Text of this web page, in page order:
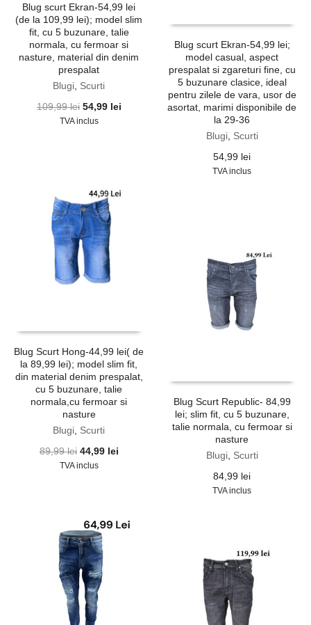
Blug scurt Ekran-54,99 lei
(de la 109,99 lei); model slim
fit, cu 5 buzunare, talie
normala, cu fermoar si
nasture, material din denim
prespalat
Blugi Scurti
109,99lei Prețul
inițial
54,99 leiPrețul
TVA inclus
Blug scurt Ekran-54,99 lei;
model casual, aspect
prespalat si zgareturi fine, cu
5 buzunare clasice, ideal
pentru zilele de vara, usor de
asortat, marimi disponibile de
la 29-36
Blugi, Scurti
54,99 lei
TVA inclus
Blug Scurt Hong-44,99 lei( de
la 89,99 lei); model slim fit,
din material denim prespalat,
cu 5 buzunare, talie
normala,cu fermoar si
nasture
Blugi Scurti
89,99lei Prețul
inițial
44,99 leiPrețul
TVA inclus
Blug Scurt Republic- 84,99
lei; slim fit, cu 5 buzunare,
talie normala, cu fermoar si
nasture
Blugi, Scurti
84,99 lei
TVA inclus